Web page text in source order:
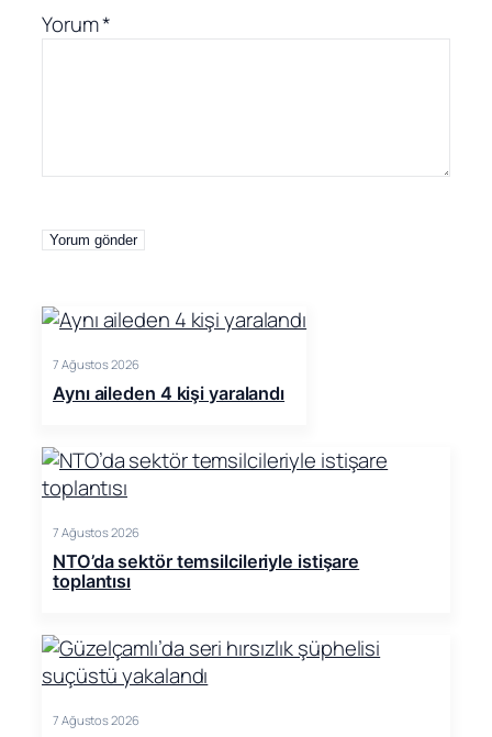
Yorum*
7 Ağustos 2026
Aynı aileden 4 kişi yaralandı
7 Ağustos 2026
NTO’da sektör temsilcileriyle istişare
toplantısı
7 Ağustos 2026